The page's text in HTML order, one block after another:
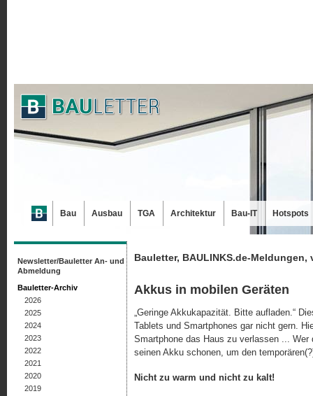
Bauletter, BAULINKS.de-Meldungen,
Akkus in mobilen Geräten
„Geringe Akkukapazität. Bitte aufladen.“
Tablets und Smartphones gar nicht gern.
Smartphone das Haus zu verlassen ...
seinen Akku schonen, um den
Nicht zu warm und nicht zu kalt!
Newsletter/Bauletter An- und
Abmeldung
Bauletter-Archiv
2026
2025
2024
2023
2022
2021
2020
2019
Bau Ausbau TGA Architektur Bau-IT Hotspots